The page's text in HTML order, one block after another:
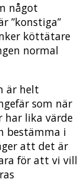
något
”konstiga”
köttätare
normal
är helt
som när
har lika värde
bestämma i
att det är
för att vi vill